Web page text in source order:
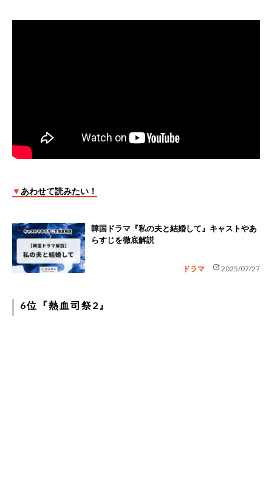
▼ あわせて読みたい！
韓国ドラマ『私の夫と結婚して』キャストやあ
らすじを徹底解説
ドラマ update2025/07/27
6位『熱血司祭2』